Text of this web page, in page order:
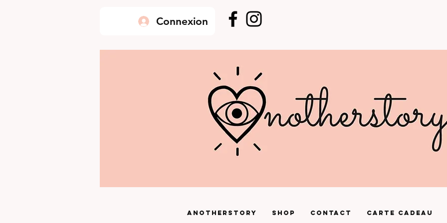
Connexion
Anotherstory Shop Contact Carte cadeau